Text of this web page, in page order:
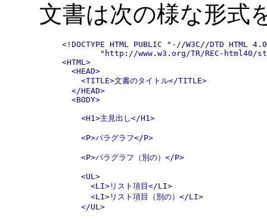
文書は次の様な形式
<!DOCTYPE HTML PUBLIC "-//W3C//DTD HTML
"http://www.w3.org/TR/REC-html40/
<HTML>
  <HEAD>
    <TITLE>文書のタイトル</TITLE>
  </HEAD>
  <BODY>
    <H1>主見出し</H1>
    <P>パラグラフ</P>
    <P>パラグラフ（別の）</P>
    <UL>
      <LI>リスト項目</LI>
      <LI>リスト項目（別の）</LI>
    </UL>